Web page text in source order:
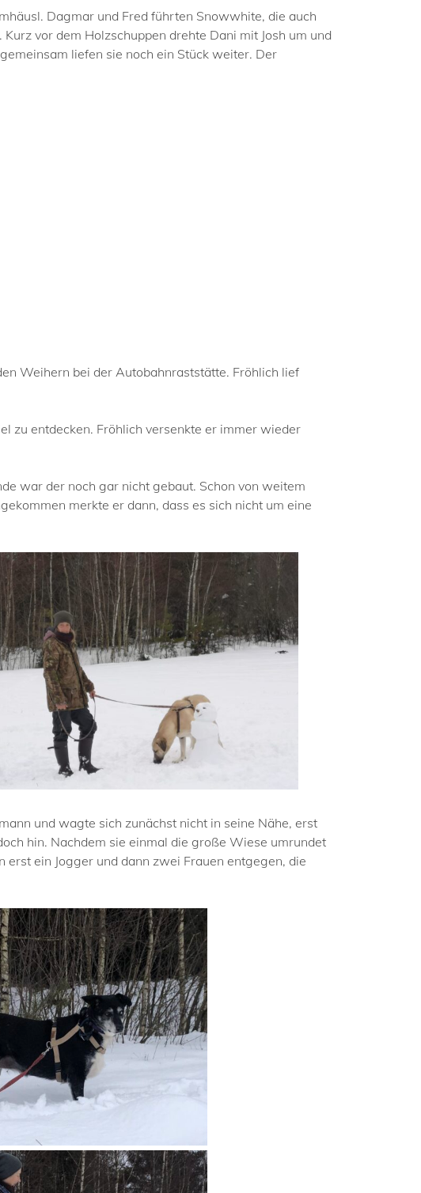
Dagmar und Fred führten Snowwhite, die auch
vor dem Holzschuppen drehte Dani mit Josh um und
liefen sie noch ein Stück weiter. Der
Weihern bei der Autobahnraststätte. Fröhlich lief
zu entdecken. Fröhlich versenkte er immer wieder
war der noch gar nicht gebaut. Schon von weitem
merkte er dann, dass es sich nicht um eine
und wagte sich zunächst nicht in seine Nähe, erst
hin. Nachdem sie einmal die große Wiese umrundet
ein Jogger und dann zwei Frauen entgegen, die